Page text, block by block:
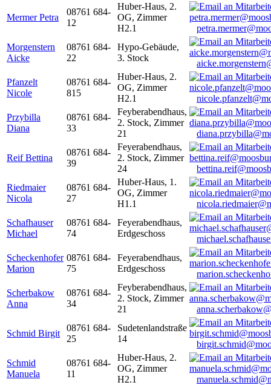
Mermer Petra
08761 684-
12
Huber-Haus, 2.
OG, Zimmer
H2.1
Morgenstern
Aicke
08761 684-
22
Hypo-Gebäude,
3. Stock
Pfanzelt
Nicole
08761 684-
815
Huber-Haus, 2.
OG, Zimmer
H2.1
Przybilla
Diana
08761 684-
33
Feyberabendhaus,
2. Stock, Zimmer
21
Reif Bettina
08761 684-
39
Feyerabendhaus,
2. Stock, Zimmer
24
Riedmaier
Nicola
08761 684-
27
Huber-Haus, 1.
OG, Zimmer
H1.1
Schafhauser
Michael
08761 684-
74
Feyerabendhaus,
Erdgeschoss
Scheckenhofer
Marion
08761 684-
75
Feyerabendhaus,
Erdgeschoss
Scherbakow
Anna
08761 684-
34
Feyberabendhaus,
2. Stock, Zimmer
21
Schmid Birgit
08761 684-
25
Sudetenlandstraße
14
Schmid
Manuela
08761 684-
11
Huber-Haus, 2.
OG, Zimmer
H2.1